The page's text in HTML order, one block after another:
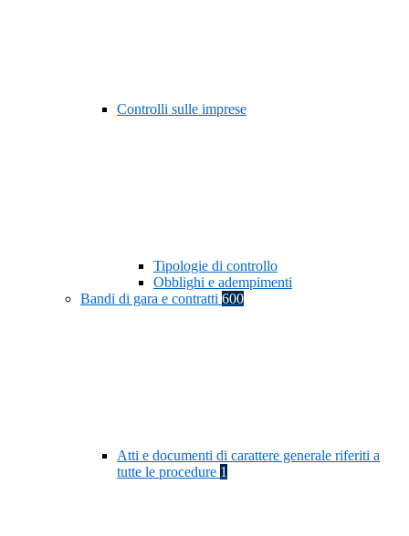
Controlli sulle imprese
Tipologie di controllo
Obblighi e adempimenti
Bandi di gara e contratti 600
Atti e documenti di carattere generale riferiti a
tutte le procedure 1